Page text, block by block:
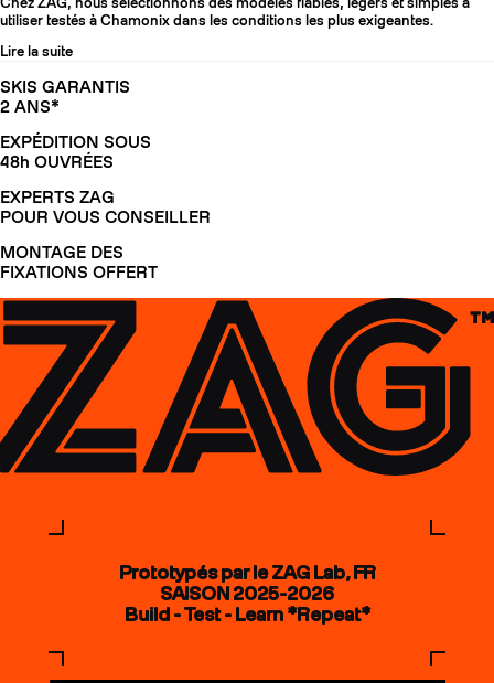
utiliser testés à Chamonix dans les conditions les plus exigeantes.
Lire la suite
SKIS GARANTIS
2 ANS*
EXPÉDITION SOUS
48h OUVRÉES
EXPERTS ZAG
POUR VOUS CONSEILLER
MONTAGE DES
FIXATIONS OFFERT
Prototypés par le ZAG Lab, FR
SAISON 2025-2026
Build - Test - Learn *Repeat*